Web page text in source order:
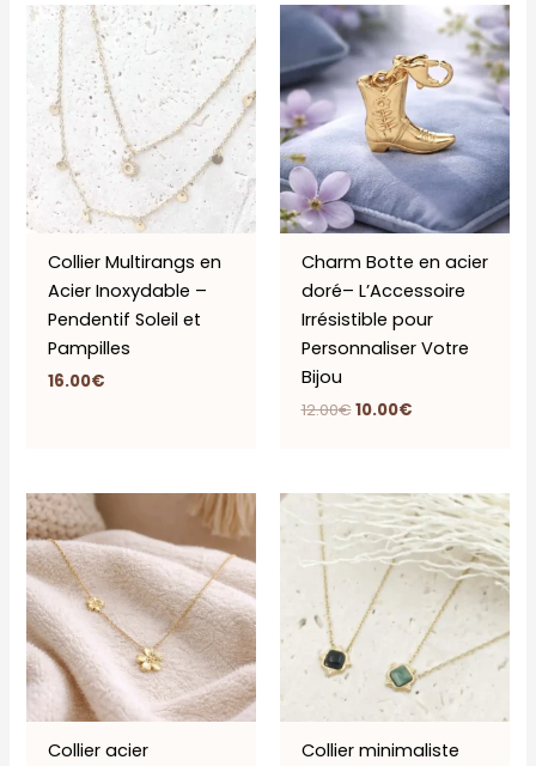
Collier Multirangs en
Acier Inoxydable –
Pendentif Soleil et
Pampilles
16.00€
Charm Botte en acier
doré– L’Accessoire
Irrésistible pour
Personnaliser Votre
Bijou
12.00€
Le
prix
initial
était :
12.00€.
10.00€
prix
actuel
est :
10.00€.
Collier acier
Collier minimaliste